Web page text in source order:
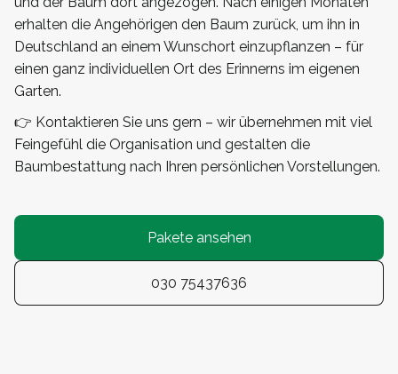
erhalten die Angehörigen den Baum zurück, um ihn in
Deutschland an einem Wunschort einzupflanzen – für
einen ganz individuellen Ort des Erinnerns im eigenen
Garten.
👉 Kontaktieren Sie uns gern – wir übernehmen mit viel
Feingefühl die Organisation und gestalten die
Baumbestattung nach Ihren persönlichen Vorstellungen.
Pakete ansehen
030 75437636